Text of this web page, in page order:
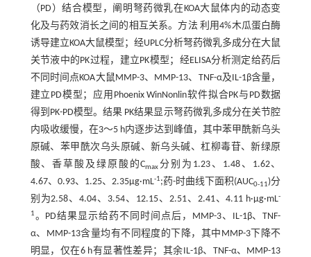
（PD）结合模型，阐明弩药微乳在KOA大鼠体内的动态变
化及与药效消长之间的相互关系。方法 利用4%木瓜蛋白酶
诱导建立KOA大鼠模型；经UPLC分析弩药微乳多成分在大鼠
关节液中的PK过程，建立PK模型；经ELISA分析测定给药后
不同时间点KOA大鼠MMP-3、MMP-13、TNF-α及IL-1β含量，
建立PD模型；应用Phoenix WinNonlin软件拟合PK与PD数据
得到PK-PD模型。结果 PK结果显示弩药微乳多成分在关节腔
内吸收缓慢，在3～5 h内逐步达到峰值，其中苯甲酰新乌头
原碱、苯甲酰次乌头原碱、新乌头碱、杠柳毒苷、新绿原
酸、香草酸及绿原酸的Cmax分别为1.23、1.48、1.62、
4.67、0.93、1.25、2.35μg·mL-1;药-时曲线下面积(AUC0-11)分
别为2.58、4.04、3.54、12.15、2.51、2.41、4.11 h·μg·mL-
1。PD结果显示给药不同时间点后，MMP-3、IL-1β、TNF-
α、MMP-13含量均有不同程度的下降，其中MMP-3下降不
明显，仅在6 h有显著性差异；其余IL-1β、TNF-α、MMP-13